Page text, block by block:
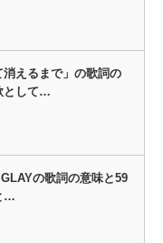
えるまで」の歌詞の
として…
の歌詞の意味と59
…